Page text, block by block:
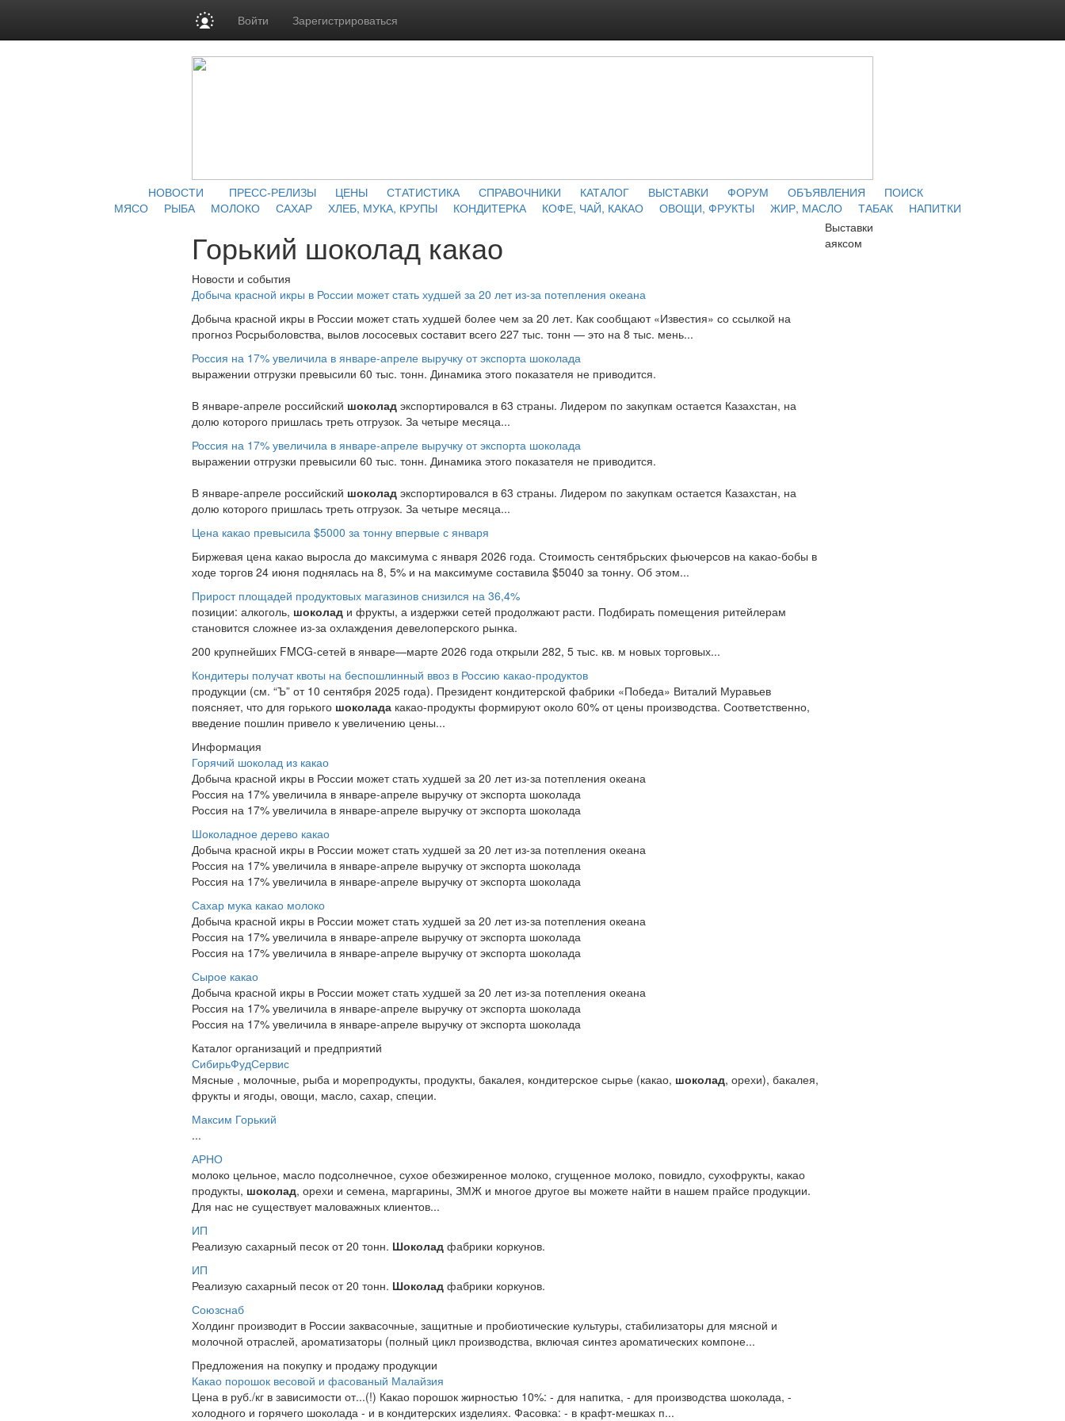
Войти Зарегистрироваться
НОВОСТИ ПРЕСС-РЕЛИЗЫ ЦЕНЫ СТАТИСТИКА СПРАВОЧНИКИ КАТАЛОГ ВЫСТАВКИ ФОРУМ ОБЪЯВЛЕНИЯ
ПОИСК
МЯСО
РЫБА МОЛОКО САХАР ХЛЕБ, МУКА, КРУПЫ КОНДИТЕРКА КОФЕ, ЧАЙ, КАКАО ОВОЩИ, ФРУКТЫ ЖИР, МАСЛО ТАБАК НАПИТКИ
Горький шоколад какао
Новости и события
Добыча красной икры в России может стать худшей за 20 лет из-за потепления океана
Добыча красной икры в России может стать худшей более чем за 20 лет. Как сообщают «Известия» со ссылкой на
прогноз Росрыболовства, вылов лососевых составит всего 227 тыс. тонн — это на 8 тыс. мень...
Россия на 17% увеличила в январе-апреле выручку от экспорта шоколада
выражении отгрузки превысили 60 тыс. тонн. Динамика этого показателя не приводится.
В январе-апреле российский шоколад экспортировался в 63 страны. Лидером по закупкам остается Казахстан, на
долю которого пришлась треть отгрузок. За четыре месяца...
Россия на 17% увеличила в январе-апреле выручку от экспорта шоколада
выражении отгрузки превысили 60 тыс. тонн. Динамика этого показателя не приводится.
В январе-апреле российский шоколад экспортировался в 63 страны. Лидером по закупкам остается Казахстан, на
долю которого пришлась треть отгрузок. За четыре месяца...
Цена какао превысила $5000 за тонну впервые с января
Биржевая цена какао выросла до максимума с января 2026 года. Стоимость сентябрьских фьючерсов на какао-бобы в
ходе торгов 24 июня поднялась на 8, 5% и на максимуме составила $5040 за тонну. Об этом...
Прирост площадей продуктовых магазинов снизился на 36,4%
позиции: алкоголь, шоколад и фрукты, а издержки сетей продолжают расти. Подбирать помещения ритейлерам
становится сложнее из-за охлаждения девелоперского рынка.
200 крупнейших FMCG-сетей в январе—марте 2026 года открыли 282, 5 тыс. кв. м новых торговых...
Кондитеры получат квоты на беспошлинный ввоз в Россию какао-продуктов
продукции (см. “Ъ” от 10 сентября 2025 года). Президент кондитерской фабрики «Победа» Виталий Муравьев
поясняет, что для горького шоколада какао-продукты формируют около 60% от цены производства. Соответственно,
введение пошлин привело к увеличению цены...
Информация
Горячий шоколад из какао
Добыча красной икры в России может стать худшей за 20 лет из-за потепления океана
Россия на 17% увеличила в январе-апреле выручку от экспорта шоколада
Россия на 17% увеличила в январе-апреле выручку от экспорта шоколада
Шоколадное дерево какао
Добыча красной икры в России может стать худшей за 20 лет из-за потепления океана
Россия на 17% увеличила в январе-апреле выручку от экспорта шоколада
Россия на 17% увеличила в январе-апреле выручку от экспорта шоколада
Сахар мука какао молоко
Добыча красной икры в России может стать худшей за 20 лет из-за потепления океана
Россия на 17% увеличила в январе-апреле выручку от экспорта шоколада
Россия на 17% увеличила в январе-апреле выручку от экспорта шоколада
Сырое какао
Добыча красной икры в России может стать худшей за 20 лет из-за потепления океана
Россия на 17% увеличила в январе-апреле выручку от экспорта шоколада
Россия на 17% увеличила в январе-апреле выручку от экспорта шоколада
Каталог организаций и предприятий
СибирьФудСервис
Мясные , молочные, рыба и морепродукты, продукты, бакалея, кондитерское сырье (какао, шоколад, орехи), бакалея,
фрукты и ягоды, овощи, масло, сахар, специи.
Максим Горький
...
АРНО
молоко цельное, масло подсолнечное, сухое обезжиренное молоко, сгущенное молоко, повидло, сухофрукты, какао
продукты, шоколад, орехи и семена, маргарины, ЗМЖ и многое другое вы можете найти в нашем прайсе продукции.
Для нас не существует маловажных клиентов...
ИП
Реализую сахарный песок от 20 тонн. Шоколад фабрики коркунов.
ИП
Реализую сахарный песок от 20 тонн. Шоколад фабрики коркунов.
Союзснаб
Холдинг производит в России заквасочные, защитные и пробиотические культуры, стабилизаторы для мясной и
молочной отраслей, ароматизаторы (полный цикл производства, включая синтез ароматических компоне...
Предложения на покупку и продажу продукции
Какао порошок весовой и фасованый Малайзия
Цена в руб./кг в зависимости от...(!) Какао порошок жирностью 10%: - для напитка, - для производства шоколада, -
холодного и горячего шоколада - и в кондитерских изделиях. Фасовка: - в крафт-мешках п...
Выставки
аяксом